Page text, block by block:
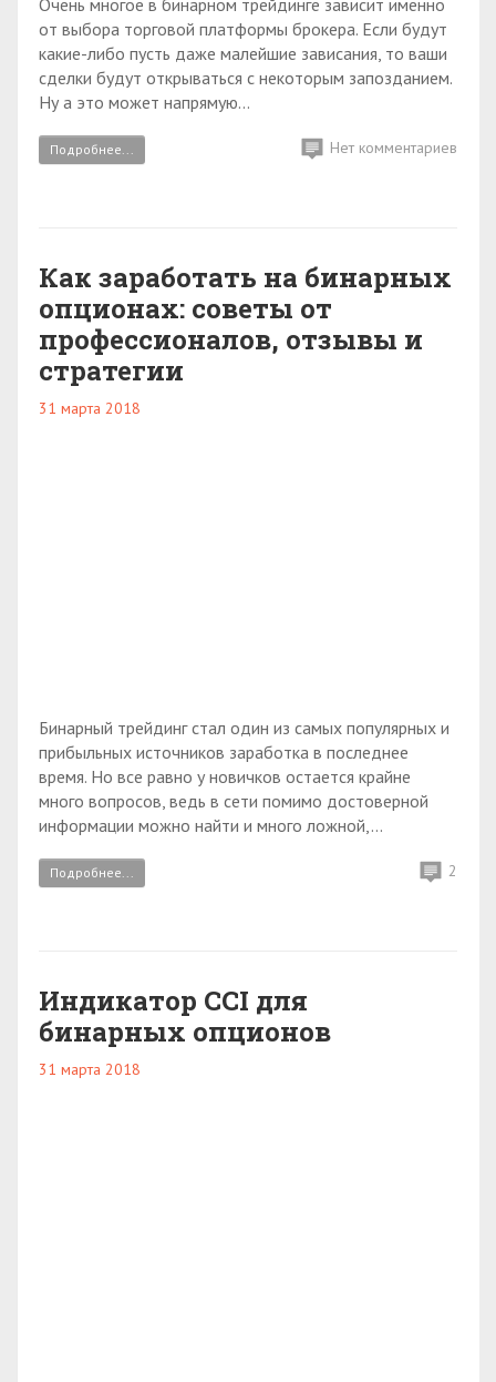
Очень многое в бинарном трейдинге зависит именно
от выбора торговой платформы брокера. Если будут
какие-либо пусть даже малейшие зависания, то ваши
сделки будут открываться с некоторым запозданием.
Ну а это может напрямую...
Подробнее... Нет комментариев
Как заработать на бинарных
опционах: советы от
профессионалов, отзывы и
стратегии
31 марта 2018
Бинарный трейдинг стал один из самых популярных и
прибыльных источников заработка в последнее
время. Но все равно у новичков остается крайне
много вопросов, ведь в сети помимо достоверной
информации можно найти и много ложной,...
Подробнее... 2
Индикатор CCI для
бинарных опционов
31 марта 2018